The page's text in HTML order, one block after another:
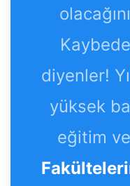
diyenler!
yüksek
eğitim ve